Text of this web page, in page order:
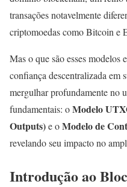
transações notavelmente
criptomoedas como Bitcoin e
Mas o que são esses modelos
confiança descentralizada em
mergulhar profundamente no
fundamentais: oModelo
Outputs)e oModelo de
revelando seu impacto no
Introdução ao